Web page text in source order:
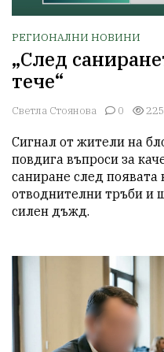
РЕГИОНАЛНИ НОВИНИ
„След
тече“
Светла Стоянова 0 225
Сигнал от жители на
повдига въпроси за
саниране след появата
отводнителни тръби и
силен дъжд.